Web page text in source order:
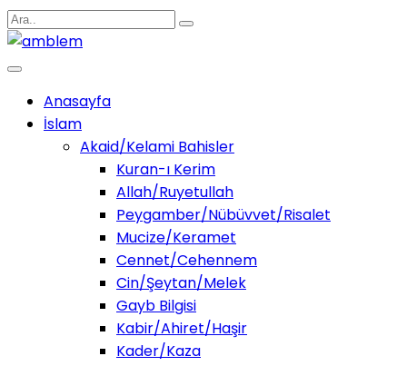
Anasayfa
İslam
Akaid/Kelami Bahisler
Kuran-ı Kerim
Allah/Ruyetullah
Peygamber/Nübüvvet/Risalet
Mucize/Keramet
Cennet/Cehennem
Cin/Şeytan/Melek
Gayb Bilgisi
Kabir/Ahiret/Haşir
Kader/Kaza